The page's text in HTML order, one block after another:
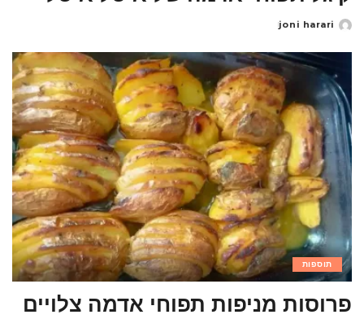
Posted
joni harari
תוספות
פרוסות מניפות תפוחי אדמה צלויים